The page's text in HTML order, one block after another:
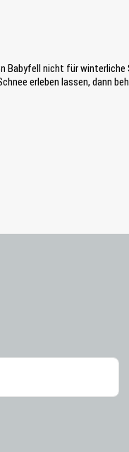
Babyfell nicht für
erleben lassen, dann